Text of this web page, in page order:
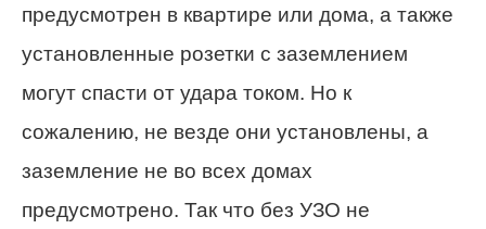
предусмотрен в квартире или дома, а также
установленные розетки с заземлением
могут спасти от удара током. Но к
сожалению, не везде они установлены, а
заземление не во всех домах
предусмотрено. Так что без УЗО не